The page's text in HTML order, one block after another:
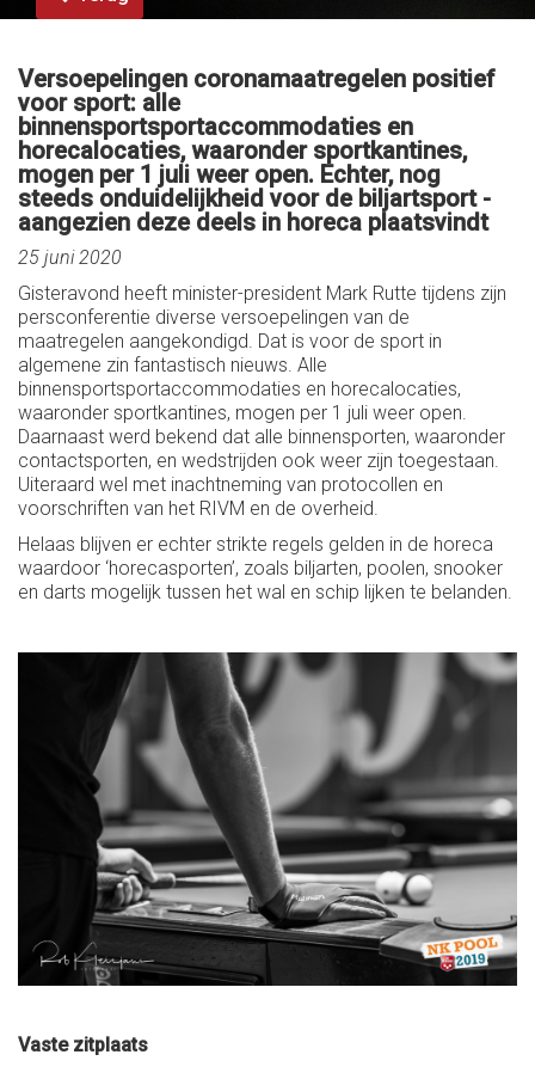
Versoepelingen coronamaatregelen positief
voor sport: alle
binnensportsportaccommodaties en
horecalocaties, waaronder sportkantines,
mogen per 1 juli weer open. Echter, nog
steeds onduidelijkheid voor de biljartsport -
aangezien deze deels in horeca plaatsvindt
25 juni 2020
Gisteravond heeft minister-president Mark Rutte tijdens zijn
persconferentie diverse versoepelingen van de
maatregelen aangekondigd. Dat is voor de sport in
algemene zin fantastisch nieuws. Alle
binnensportsportaccommodaties en horecalocaties,
waaronder sportkantines, mogen per 1 juli weer open.
Daarnaast werd bekend dat alle binnensporten, waaronder
contactsporten, en wedstrijden ook weer zijn toegestaan.
Uiteraard wel met inachtneming van protocollen en
voorschriften van het RIVM en de overheid.
Helaas blijven er echter strikte regels gelden in de horeca
waardoor ‘horecasporten’, zoals biljarten, poolen, snooker
en darts mogelijk tussen het wal en schip lijken te belanden.
Vaste zitplaats